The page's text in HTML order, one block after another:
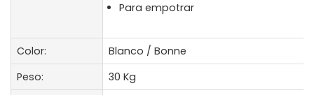
Para empotrar
Color:
Blanco / Bonne
Peso:
30 Kg